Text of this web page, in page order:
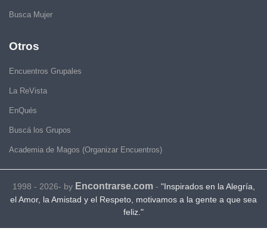
Busca Mujer
Otros
Encuentros Grupales
La ReVista
EnQués
Buscá los Grupos
Academia de Magos (Organizar Encuentros)
1998 - 2026- by Encontrarse.com- "Inspirados en la Alegría,
el Amor, la Amistad y el Respeto, motivamos a la gente a que sea
feliz."